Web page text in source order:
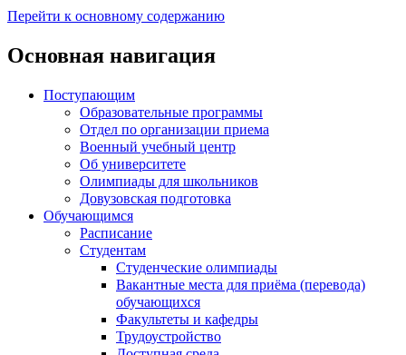
Перейти к основному содержанию
Основная навигация
Поступающим
Образовательные программы
Отдел по организации приема
Военный учебный центр
Об университете
Олимпиады для школьников
Довузовская подготовка
Обучающимся
Расписание
Студентам
Студенческие олимпиады
Вакантные места для приёма (перевода)
обучающихся
Факультеты и кафедры
Трудоустройство